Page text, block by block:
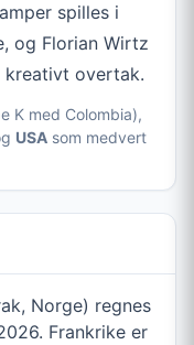
spilles i
og Florian Wirtz
kreativt overtak.
K med Colombia),
USA som medvert
Norge) regnes
Frankrike er